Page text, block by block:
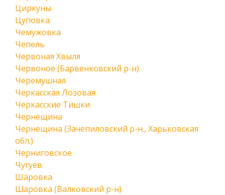
Циркуны
Цуповка
Чемужовка
Чепель
Червоная Хвыля
Червоное (Барвенковский р-н)
Черемушная
Черкасская Лозовая
Черкасские Тишки
Чернещина
Чернещина (Зачепиловский р-н., Харьковская
обл.)
Черниговское
Чугуев
Шаровка
Шаровка (Валковский р-н)